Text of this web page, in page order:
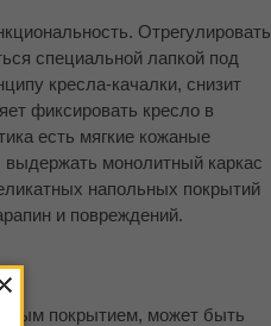
Отрегулировать
специальной лапкой под
кресла-качалки, снизит
фиксировать кресло в
есть мягкие кожаные
монолитный каркас
напольных покрытий
и повреждений.
покрытием, может быть